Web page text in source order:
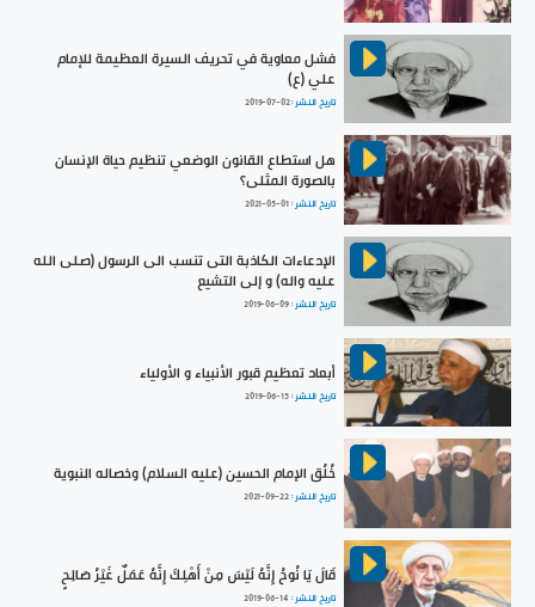
فشل معاوية في تحريف السيرة العظيمة للإمام
علي (ع)
تاريخ النشر :2019-07-02
هل استطاع القانون الوضعي تنظيم حياة الإنسان
بالصورة المثلى؟
تاريخ النشر :2021-05-01
الإدعاءات الكاذبة التى تنسب الى الرسول (صلى الله
عليه واله) و إلى التشيع
تاريخ النشر :2019-06-09
أبعاد تعظيم قبور الأنبياء و الأولياء
تاريخ النشر :2019-06-15
خُلُق الإمام الحسين (عليه السلام) وخصاله النبوية
تاريخ النشر :2021-09-22
قَالَ يَا نُوحُ إِنَّهُ لَيْسَ مِنْ أَهْلِكَ إِنَّهُ عَمَلٌ غَيْرُ صَالِحٍ
تاريخ النشر : 2019-06-14